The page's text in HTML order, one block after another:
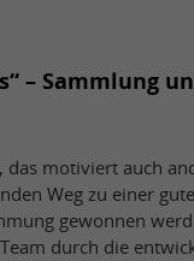
– Sammlung
motiviert auch
Weg zu einer
gewonnen
durch die